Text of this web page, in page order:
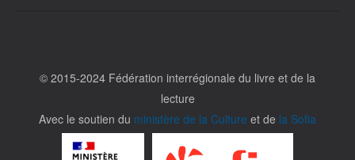
© 2015-2024 Fédération interrégionale du livre et de la
lecture
Avec le soutien du ministère de la Culture et de la Sofia